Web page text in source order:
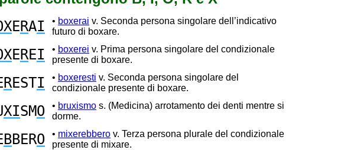
ERAI • boxerai v. Seconda persona singolare dell’indicativo
futuro di boxare.
EREI • boxerei v. Prima persona singolare del condizionale
presente di boxare.
RESTI • boxeresti v. Seconda persona singolare del
condizionale presente di boxare.
XISMO • bruxismo s. (Medicina) arrotamento dei denti mentre si
dorme.
BBERO • mixerebbero v. Terza persona plurale del condizionale
presente di mixare.